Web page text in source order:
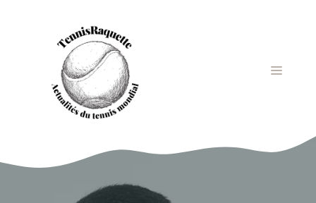
MENU